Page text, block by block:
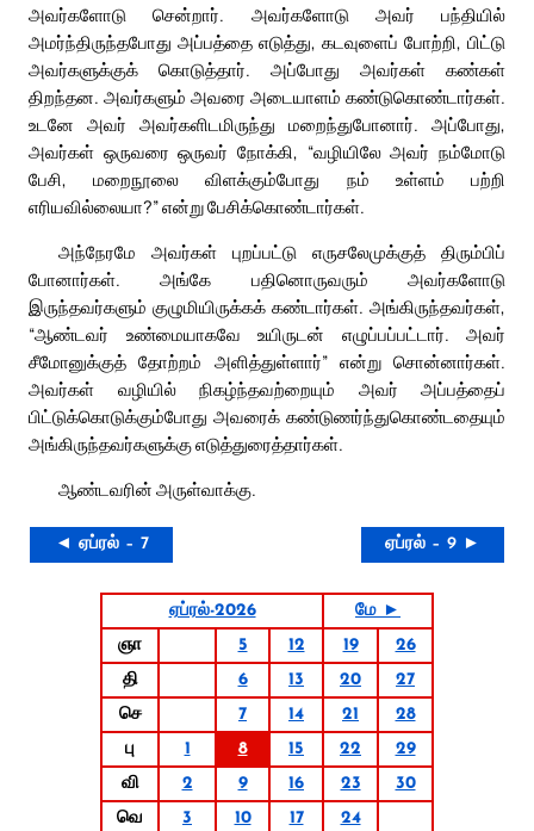
அவர்களோடு சென்றார். அவர்களோடு அவர் பந்தியில்
அமர்ந்திருந்தபோது அப்பத்தை எடுத்து, கடவுளைப் போற்றி, பிட்டு
அவர்களுக்குக் கொடுத்தார். அப்போது அவர்கள் கண்கள்
திறந்தன. அவர்களும் அவரை அடையாளம் கண்டுகொண்டார்கள்.
உடனே அவர் அவர்களிடமிருந்து மறைந்துபோனார். அப்போது,
அவர்கள் ஒருவரை ஒருவர் நோக்கி, “வழியிலே அவர் நம்மோடு
பேசி, மறைநூலை விளக்கும்போது நம் உள்ளம் பற்றி
எரியவில்லையா?” என்று பேசிக்கொண்டார்கள்.
அந்நேரமே அவர்கள் புறப்பட்டு எருசலேமுக்குத் திரும்பிப்
போனார்கள். அங்கே பதினொருவரும் அவர்களோடு
இருந்தவர்களும் குழுமியிருக்கக் கண்டார்கள். அங்கிருந்தவர்கள்,
“ஆண்டவர் உண்மையாகவே உயிருடன் எழுப்பப்பட்டார். அவர்
சீமோனுக்குத் தோற்றம் அளித்துள்ளார்” என்று சொன்னார்கள்.
அவர்கள் வழியில் நிகழ்ந்தவற்றையும் அவர் அப்பத்தைப்
பிட்டுக்கொடுக்கும்போது அவரைக் கண்டுணர்ந்துகொண்டதையும்
அங்கிருந்தவர்களுக்கு எடுத்துரைத்தார்கள்.
ஆண்டவரின் அருள்வாக்கு.
◄ ஏப்ரல் – 7 ஏப்ரல் – 9 ►
ஏப்ரல்-2026
மே ►
ஞா
5 12 19
26
தி
6 13 20
27
செ
7 14 21
28
பு
1 8 15 22
29
வி
2 9 16 23
30
வெ
3 10 17
24